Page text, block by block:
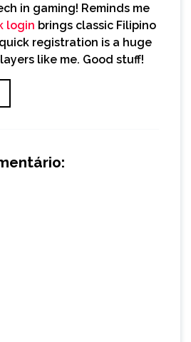
in gaming! Reminds me
login brings classic Filipino
registration is a huge
like me. Good stuff!